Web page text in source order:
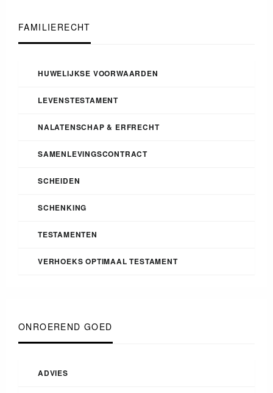
FAMILIERECHT
HUWELIJKSE VOORWAARDEN
LEVENSTESTAMENT
NALATENSCHAP & ERFRECHT
SAMENLEVINGSCONTRACT
SCHEIDEN
SCHENKING
TESTAMENTEN
VERHOEKS OPTIMAAL TESTAMENT
ONROEREND GOED
ADVIES